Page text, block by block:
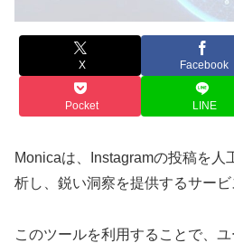
X Facebook
Pocket LINE
Monicaは、Instagramの投稿を人
析し、鋭い洞察を提供するサービ
このツールを利用することで、